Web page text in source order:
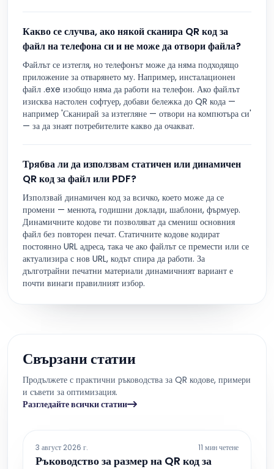
Какво се случва, ако някой сканира QR код за
файл на телефона си и не може да отвори файла?
Файлът се изтегля, но телефонът може да няма подходящо
приложение за отварянето му. Например, инсталационен
файл .exe изобщо няма да работи на телефон. Ако файлът
изисква настолен софтуер, добави бележка до QR кода —
например 'Сканирай за изтегляне — отвори на компютъра си'
— за да знаят потребителите какво да очакват.
Трябва ли да използвам статичен или динамичен
QR код за файл или PDF?
Използвай динамичен код за всичко, което може да се
промени — менюта, годишни доклади, шаблони, фърмуер.
Динамичните кодове ти позволяват да смениш основния
файл без повторен печат. Статичните кодове кодират
постоянно URL адреса, така че ако файлът се премести или се
актуализира с нов URL, кодът спира да работи. За
дълготрайни печатни материали динамичният вариант е
почти винаги правилният избор.
Свързани статии
Продължете с практични ръководства за QR кодове, примери
и съвети за оптимизация.
Разгледайте всички статии
3 август 2026 г. 11 мин четене
Ръководство за размер на QR код за